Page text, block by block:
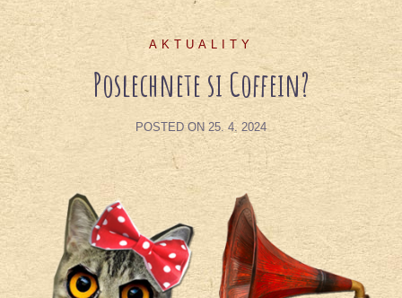
AKTUALITY
Poslechnete si Coffein?
POSTED ON 25. 4. 2024